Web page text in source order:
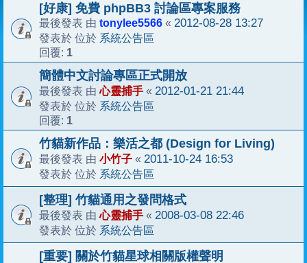
[好康] 免費 phpBB3 討論區專案服務
最後發表 由 tonylee5566 « 2012-08-28 13:27
發表於 位於 系統公告區
回覆: 1
簡體中文討論專區正式開放
最後發表 由心靈捕手 « 2012-01-21 21:44
發表於 位於 系統公告區
回覆: 1
竹貓新作品：樂活之都 (Design for Living)
最後發表 由 小竹子 « 2011-10-24 16:53
發表於 位於 系統公告區
[整理] 竹貓通用之發問格式
最後發表 由心靈捕手 « 2008-03-08 22:46
發表於 位於 系統公告區
[重要] 關於竹貓星球相關版權聲明